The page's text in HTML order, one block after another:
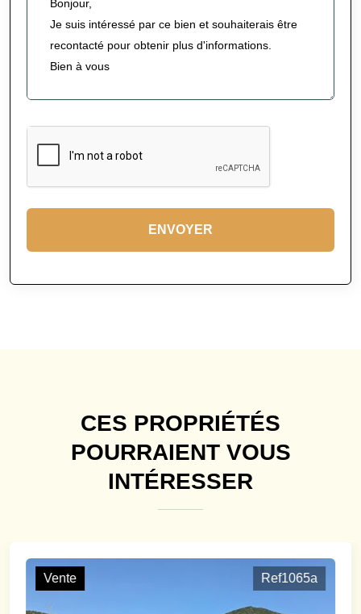
ENVOYER
CES PROPRIÉTÉS
POURRAIENT VOUS
INTÉRESSER
Vente Ref1065a